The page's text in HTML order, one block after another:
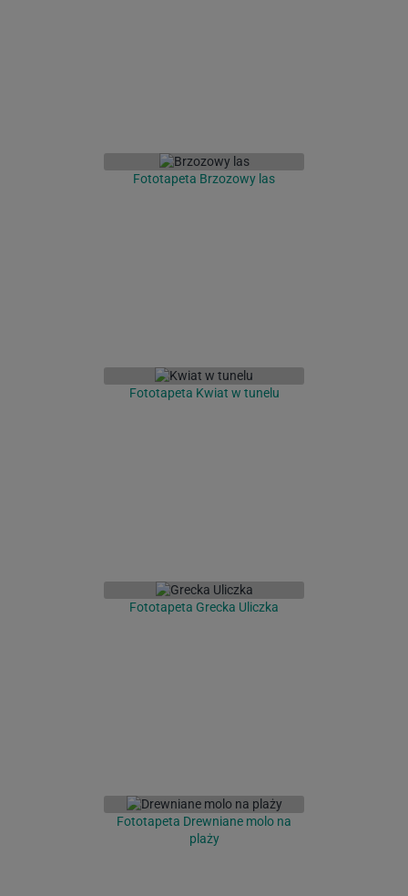
Fototapeta Brzozowy las
Fototapeta Kwiat w tunelu
Fototapeta Grecka Uliczka
Fototapeta Drewniane molo na
plaży